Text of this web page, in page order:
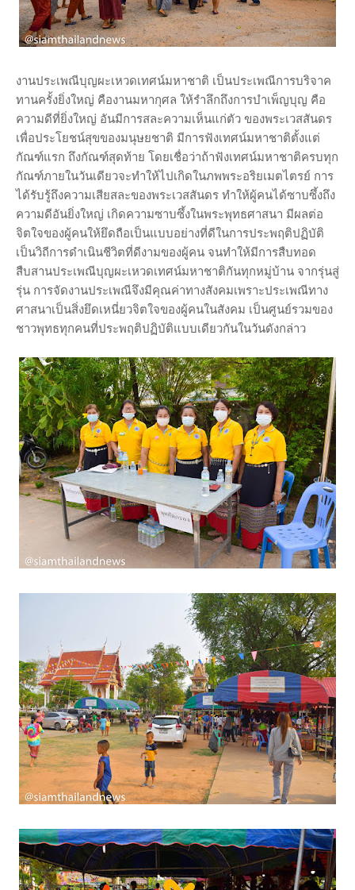
งานประเพณีบุญผะเหวดเทศน์มหาชาติ เป็นประเพณีการบริจาค
ทานครั้งยิ่งใหญ่ คืองานมหากุศล ให้รำลึกถึงการบำเพ็ญบุญ คือ
ความดีที่ยิ่งใหญ่ อันมีการสละความเห็นแก่ตัว ของพระเวสสันดร
เพื่อประโยชน์สุขของมนุษยชาติ มีการฟังเทศน์มหาชาติตั้งแต่
กัณฑ์แรก ถึงกัณฑ์สุดท้าย โดยเชื่อว่าถ้าฟังเทศน์มหาชาติครบทุก
กัณฑ์ภายในวันเดียวจะทำให้ไปเกิดในภพพระอริยเมตไตรย์ การ
ได้รับรู้ถึงความเสียสละของพระเวสสันดร ทำให้ผู้คนได้ซาบซึ้งถึง
ความดีอันยิ่งใหญ่ เกิดความซาบซึ้งในพระพุทธศาสนา มีผลต่อ
จิตใจของผู้คนให้ยึดถือเป็นแบบอย่างที่ดีในการประพฤติปฏิบัติ
เป็นวิถีการดำเนินชีวิตที่ดีงามของผู้คน จนทำให้มีการสืบทอด
สืบสานประเพณีบุญผะเหวดเทศน์มหาชาติกันทุกหมู่บ้าน จากรุ่นสู่
รุ่น การจัดงานประเพณีจึงมีคุณค่าทางสังคมเพราะประเพณีทาง
ศาสนาเป็นสิ่งยึดเหนี่ยวจิตใจของผู้คนในสังคม เป็นศูนย์รวมของ
ชาวพุทธทุกคนที่ประพฤติปฏิบัติแบบเดียวกันในวันดังกล่าว